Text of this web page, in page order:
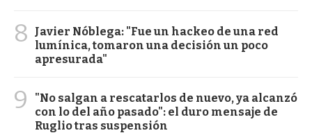
8
Javier Nóblega: "Fue un hackeo de una red
lumínica, tomaron una decisión un poco
apresurada"
9
"No salgan a rescatarlos de nuevo, ya alcanzó
con lo del año pasado": el duro mensaje de
Ruglio tras suspensión